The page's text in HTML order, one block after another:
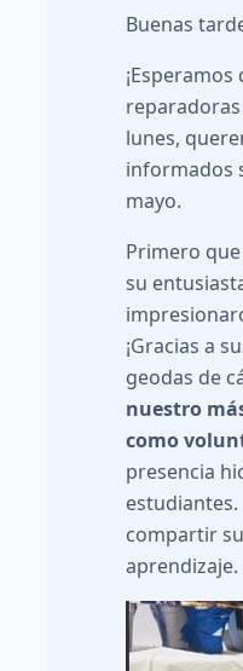
Buenas
lunes,
informados
mayo.
Primero
su
¡Gracias a
geodas de
nuestro
como
presencia
compartir
aprendizaje.